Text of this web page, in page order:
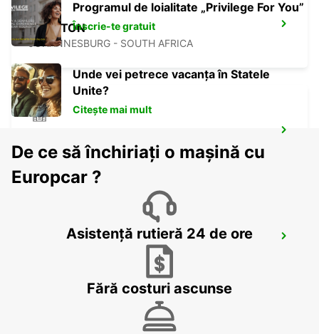
SANDTON
JOHANNESBURG - SOUTH AFRICA
MIDRAND - SOUTH AFRICA
BRAAMFONTEIN
BRAAMFONTEIN - SOUTH AFRICA
Programul de loialitate „Privilege For You”
Înscrie-te gratuit
Unde vei petrece vacanța în Statele
Unite?
Citește mai mult
De ce să închiriați o mașină cu
Europcar ?
Asistență rutieră 24 de ore
Fără costuri ascunse